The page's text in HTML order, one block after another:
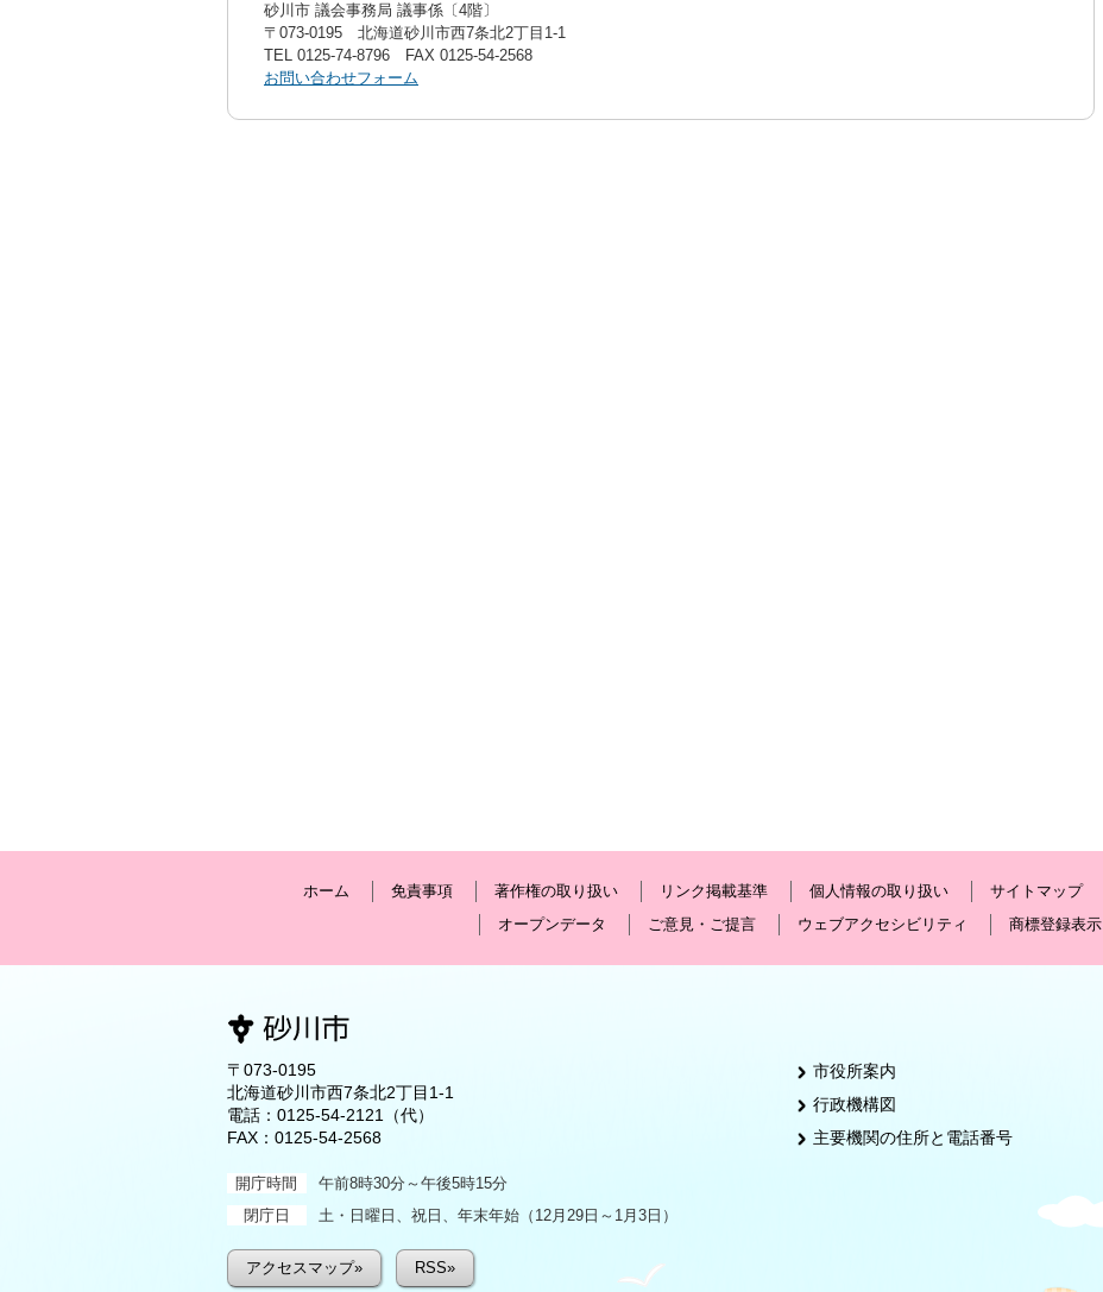
砂川市 議会事務局 議事係〔4階〕
〒073-0195 北海道砂川市西7条北2丁目1-1
TEL 0125-74-8796 FAX 0125-54-2568
お問い合わせフォーム
ホーム 免責事項 著作権の取り扱い リンク掲載基準 個人情報の取り扱い サイトマップ
オープンデータ
ご意見・ご提言 ウェブアクセシビリティ 商標登録表示
〒073-0195
北海道砂川市西7条北2丁目1-1
電話： 0125-54-2121
（代）
FAX：0125-54-2568
開庁時間
午前8時30分～午後5時15分
閉庁日
土・日曜日、祝日、年末年始（12月29日～1月3日）
アクセスマップ» RSS»
市役所案内
行政機構図
主要機関の住所と電話番号